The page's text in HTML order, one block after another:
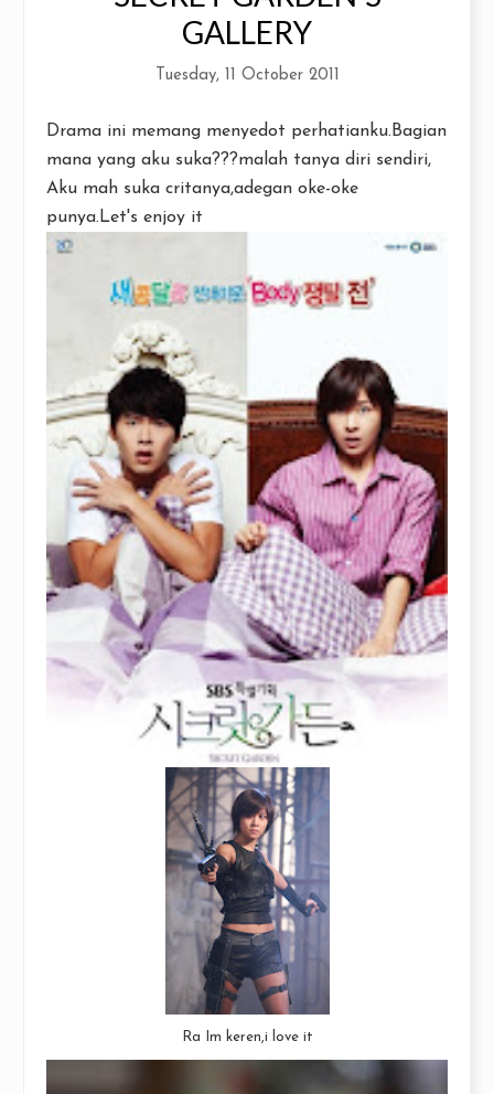
GALLERY
Tuesday, 11 October 2011
Drama ini memang menyedot perhatianku.Bagian
mana yang aku suka???malah tanya diri sendiri,
Aku mah suka critanya,adegan oke-oke
punya.Let's enjoy it
Ra Im keren,i love it